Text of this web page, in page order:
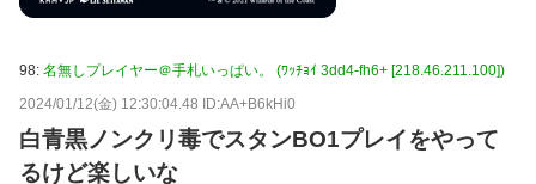
98: 名無しプレイヤー＠手札いっぱい。 (ﾜｯﾁｮｲ 3dd4-fh6+ [218.46.211.100])
2024/01/12(金) 12:30:04.48 ID:AA+B6kHi0
白青黒ノンクリ毒でスタンBO1プレイをやって
るけど楽しいな